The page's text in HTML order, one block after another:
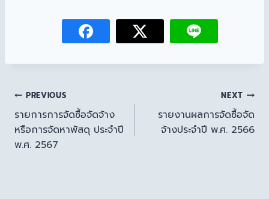
PREVIOUS
รายการการจัดซื้อจัดจ้าง
หรือการจัดหาพัสดุ ประจำปี
พ.ศ. 2567
NEXT
รายงานผลการจัดซื้อจัด
จ้างประจำปี พ.ศ. 2566